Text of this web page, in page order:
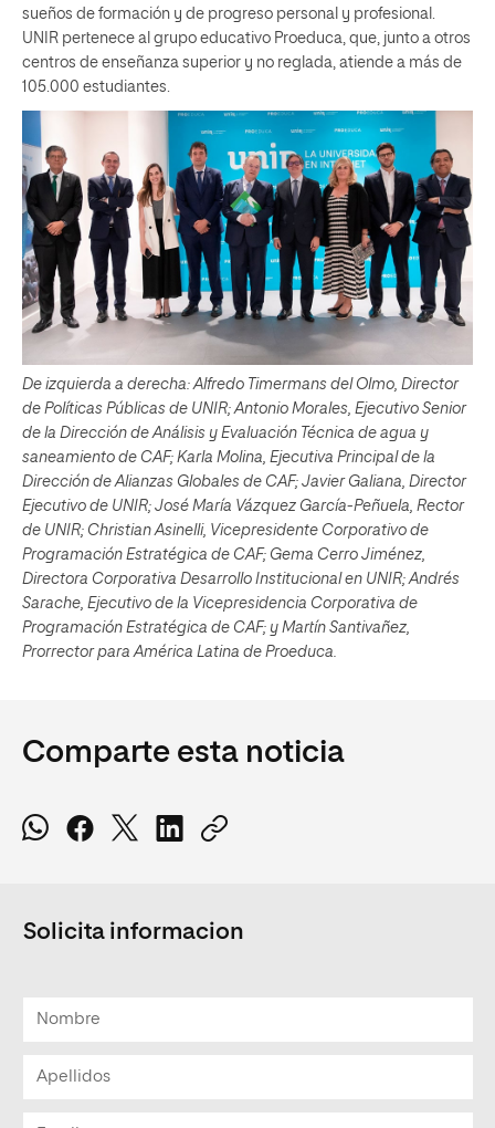
sueños de formación y de progreso personal y profesional.
UNIR pertenece al grupo educativo Proeduca, que, junto a otros
centros de enseñanza superior y no reglada, atiende a más de
105.000 estudiantes.
De izquierda a derecha: Alfredo Timermans del Olmo, Director
de Políticas Públicas de UNIR; Antonio Morales, Ejecutivo Senior
de la Dirección de Análisis y Evaluación Técnica de agua y
saneamiento de CAF; Karla Molina, Ejecutiva Principal de la
Dirección de Alianzas Globales de CAF; Javier Galiana, Director
Ejecutivo de UNIR; José María Vázquez García-Peñuela, Rector
de UNIR; Christian Asinelli, Vicepresidente Corporativo de
Programación Estratégica de CAF; Gema Cerro Jiménez,
Directora Corporativa Desarrollo Institucional en UNIR; Andrés
Sarache, Ejecutivo de la Vicepresidencia Corporativa de
Programación Estratégica de CAF; y Martín Santivañez,
Prorrector para América Latina de Proeduca.
Comparte esta noticia
Solicita informacion